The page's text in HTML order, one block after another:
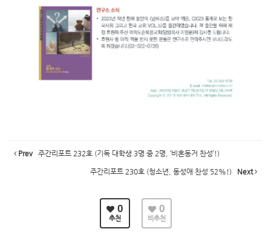
Prev 주간리포트 232호 (기독 대학생 3명 중 2명, ‘비혼동거 찬성’!)
주간리포트 230호 (청소년, 동성애 찬성 52%!) Next
0
추천
0
비추천